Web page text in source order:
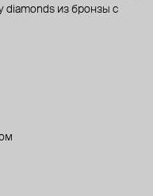
diamonds из бронзы с